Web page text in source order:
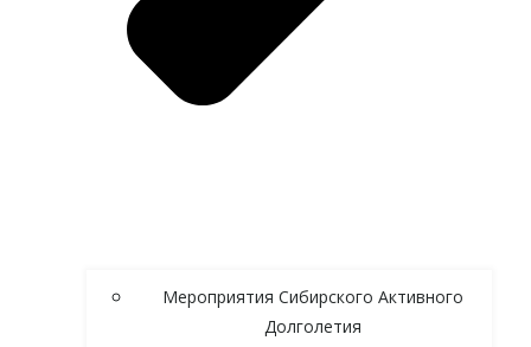
Мероприятия Сибирского Активного
Долголетия